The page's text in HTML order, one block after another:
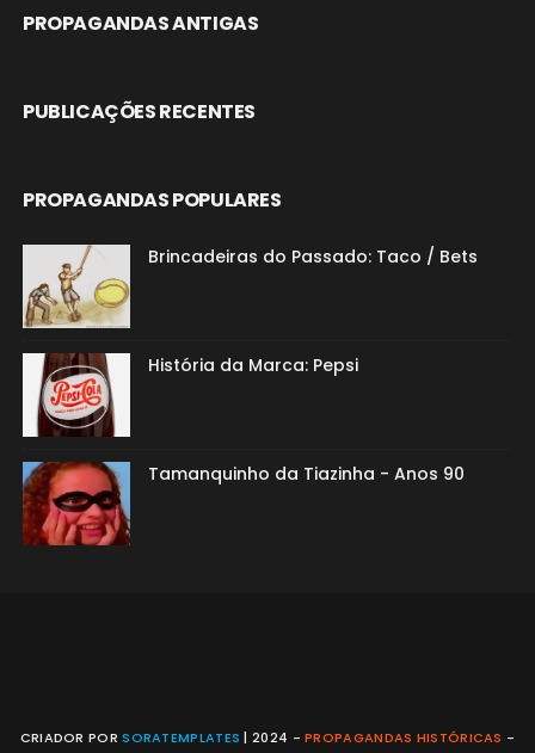
PROPAGANDAS ANTIGAS
PUBLICAÇÕES RECENTES
PROPAGANDAS POPULARES
Brincadeiras do Passado: Taco / Bets
História da Marca: Pepsi
Tamanquinho da Tiazinha - Anos 90
CRIADOR PORSORATEMPLATES | 2024 -PROPAGANDAS HISTÓRICAS -